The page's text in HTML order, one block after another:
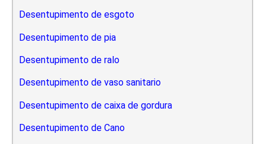
Desentupimento de esgoto
Desentupimento de pia
Desentupimento de ralo
Desentupimento de vaso sanitario
Desentupimento de caixa de gordura
Desentupimento de Cano